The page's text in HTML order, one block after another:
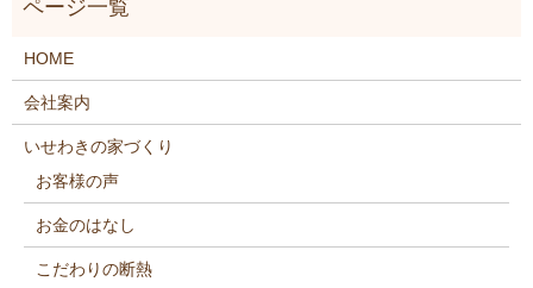
HOME
会社案内
いせわきの家づくり
お客様の声
お金のはなし
こだわりの断熱